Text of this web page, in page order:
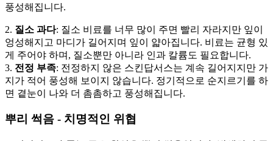
풍성해집니다.
2. 질소 과다: 질소 비료를 너무 많이 주면 빨리 자라지만 잎이
엉성해지고 마디가 길어지며 잎이 얇아집니다. 비료는 균형 있
게 주어야 하며, 질소뿐만 아니라 인과 칼륨도 필요합니다.
3. 전정 부족: 전정하지 않은 스킨답서스는 계속 길어지지만 가
지가 적어 풍성해 보이지 않습니다. 정기적으로 순지르기를 하
면 곁눈이 나와 더 촘촘하고 풍성해집니다.
뿌리 썩음 - 치명적인 위협